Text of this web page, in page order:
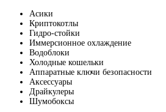
Асики
Криптокотлы
Гидро-стойки
Иммерсионное охлаждение
Водоблоки
Холодные кошельки
Аппаратные ключи безопасности
Аксессуары
Драйкулеры
Шумобоксы